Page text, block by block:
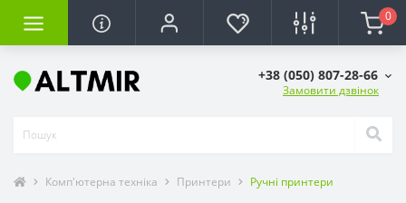
0
+38 (050) 807-28-66
Замовити дзвінок
Комп'ютерна техніка Принтери Ручні принтери